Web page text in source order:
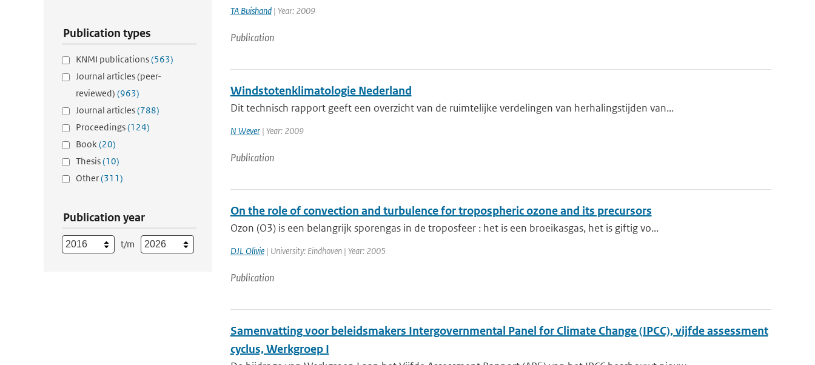
Publication types
KNMI publications(563)
Journal articles (peer-
reviewed) (963)
Journal articles(788)
Proceedings(124)
Book(20)
Thesis(10)
Other(311)
Publication year
t/m
TA Buishand| Year: 2009
Publication
Windstotenklimatologie Nederland
Dit technisch rapport geeft een overzicht van de ruimtelijke verdelingen van herhalingstijden van...
N Wever| Year: 2009
Publication
On the role of convection and turbulence for tropospheric ozone and its precursors
Ozon (O3) is een belangrijk sporengas in de troposfeer : het is een broeikasgas, het is giftig vo...
DJL Olivie| University: Eindhoven | Year: 2005
Publication
Samenvatting voor beleidsmakers Intergovernmental Panel for Climate Change (IPCC), vijfde assessment
cyclus, Werkgroep I